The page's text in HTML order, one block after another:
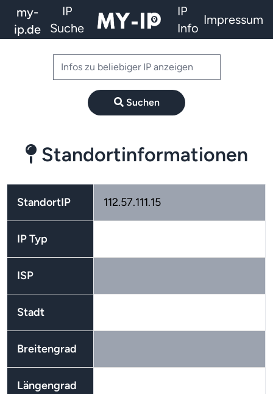
my-
ip.de
IP
Suche
IP
Info
Impressum
Suchen
Standortinformationen
StandortIP 112.57.111.15
IP Typ
ISP
Stadt
Breitengrad
Längengrad